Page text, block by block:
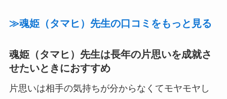
≫魂姫（タマヒ）先生の口コミをもっと見る
魂姫（タマヒ）先生は長年の片思いを成就さ
せたいときにおすすめ
片思いは相手の気持ちが分からなくてモヤモヤし